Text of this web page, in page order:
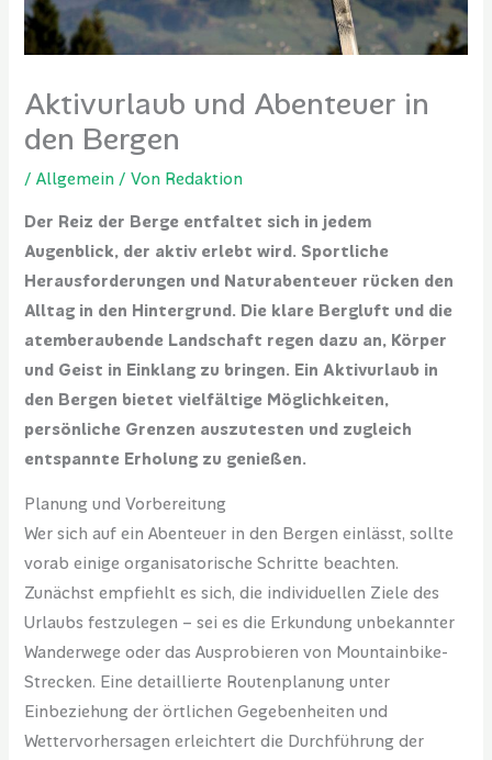
Aktivurlaub und Abenteuer in
den Bergen
/Allgemein / Von Redaktion
Der Reiz der Berge entfaltet sich in jedem
Augenblick, der aktiv erlebt wird. Sportliche
Herausforderungen und Naturabenteuer rücken den
Alltag in den Hintergrund. Die klare Bergluft und die
atemberaubende Landschaft regen dazu an, Körper
und Geist in Einklang zu bringen. Ein Aktivurlaub in
den Bergen bietet vielfältige Möglichkeiten,
persönliche Grenzen auszutesten und zugleich
entspannte Erholung zu genießen.
Planung und Vorbereitung
Wer sich auf ein Abenteuer in den Bergen einlässt, sollte
vorab einige organisatorische Schritte beachten.
Zunächst empfiehlt es sich, die individuellen Ziele des
Urlaubs festzulegen – sei es die Erkundung unbekannter
Wanderwege oder das Ausprobieren von Mountainbike-
Strecken. Eine detaillierte Routenplanung unter
Einbeziehung der örtlichen Gegebenheiten und
Wettervorhersagen erleichtert die Durchführung der